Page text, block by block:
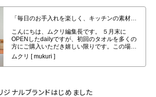
く、キッチンの素材へ優しく、安心を」dailyオリジナ
チンクリーナー
ジナルブランドはじめました